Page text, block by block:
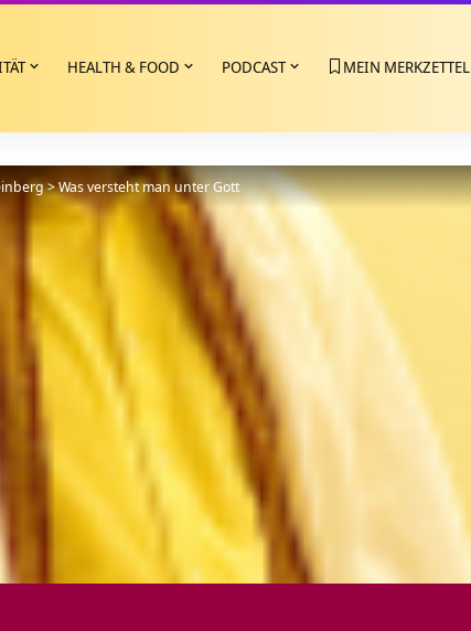
HEALTH & FOOD PODCAST MEIN MERKZETTEL
>Was versteht man unter Gott